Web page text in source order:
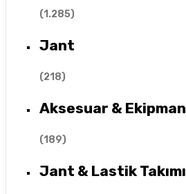
(1.285)
Jant
(218)
Aksesuar & Ekipman
(189)
Jant & Lastik Takımı